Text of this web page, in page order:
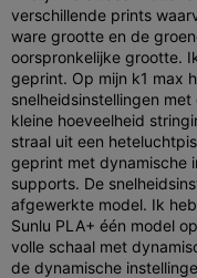
verschillende prints
ware grootte en de
oorspronkelijke grootte.
geprint. Op mijn k1 max
snelheidsinstellingen
kleine hoeveelheid
straal uit een
geprint met dynamische
supports. De
afgewerkte model. Ik
Sunlu PLA+ één model
volle schaal met
de dynamische